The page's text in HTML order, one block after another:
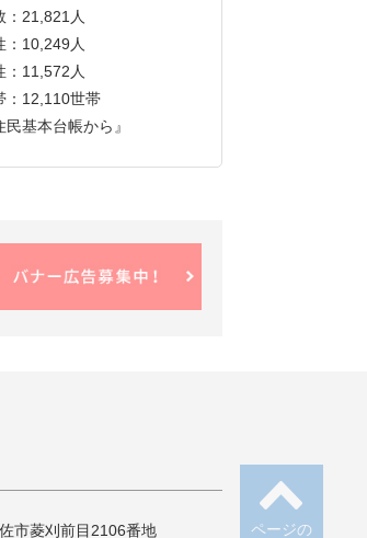
：21,821人
：10,249人
：11,572人
：12,110世帯
民基本台帳から』
ページの
市菱刈前目2106番地